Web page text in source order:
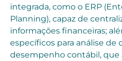
integrada, como o ERP
Planning), capaz de
informações financeiras;
específicos para análise de
desempenho contábil, que